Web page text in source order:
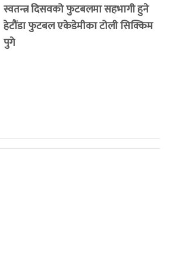
स्वतन्त्र दिसवको फुटबलमा सहभागी हुने
हेटौंडा फुटबल एकेडेमीका टोली सिक्किम
पुगे